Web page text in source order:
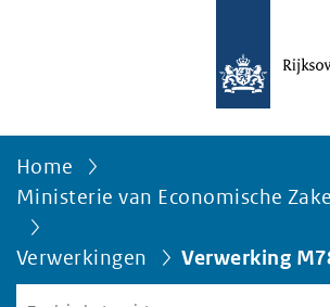
Home
Ministerie van Economische
Verwerkingen Verwerking